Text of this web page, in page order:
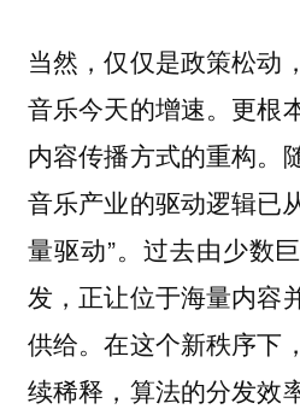
当然，仅仅是政策松动
音乐今天的增速。更根
内容传播方式的重构。
音乐产业的驱动逻辑已
量驱动”。过去由少数
发，正让位于海量内容
供给。在这个新秩序下
续稀释，算法的分发效